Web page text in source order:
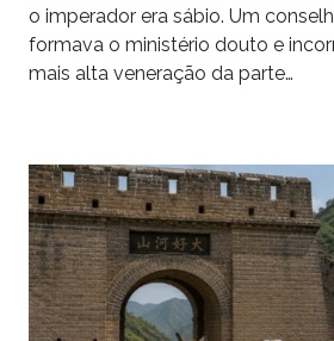
o imperador era sábio. Um
formava o ministério douto e
mais alta veneração da parte…